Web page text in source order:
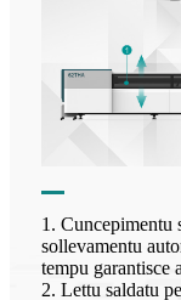
1. Cuncepimentu
sollevamentu
tempu garantisce
2. Lettu saldatu